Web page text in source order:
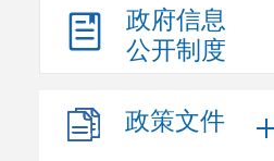
政府信息
公开制度
政策文件